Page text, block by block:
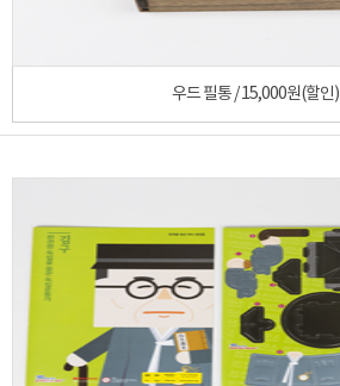
우드 필통 / 15,000원(할인)